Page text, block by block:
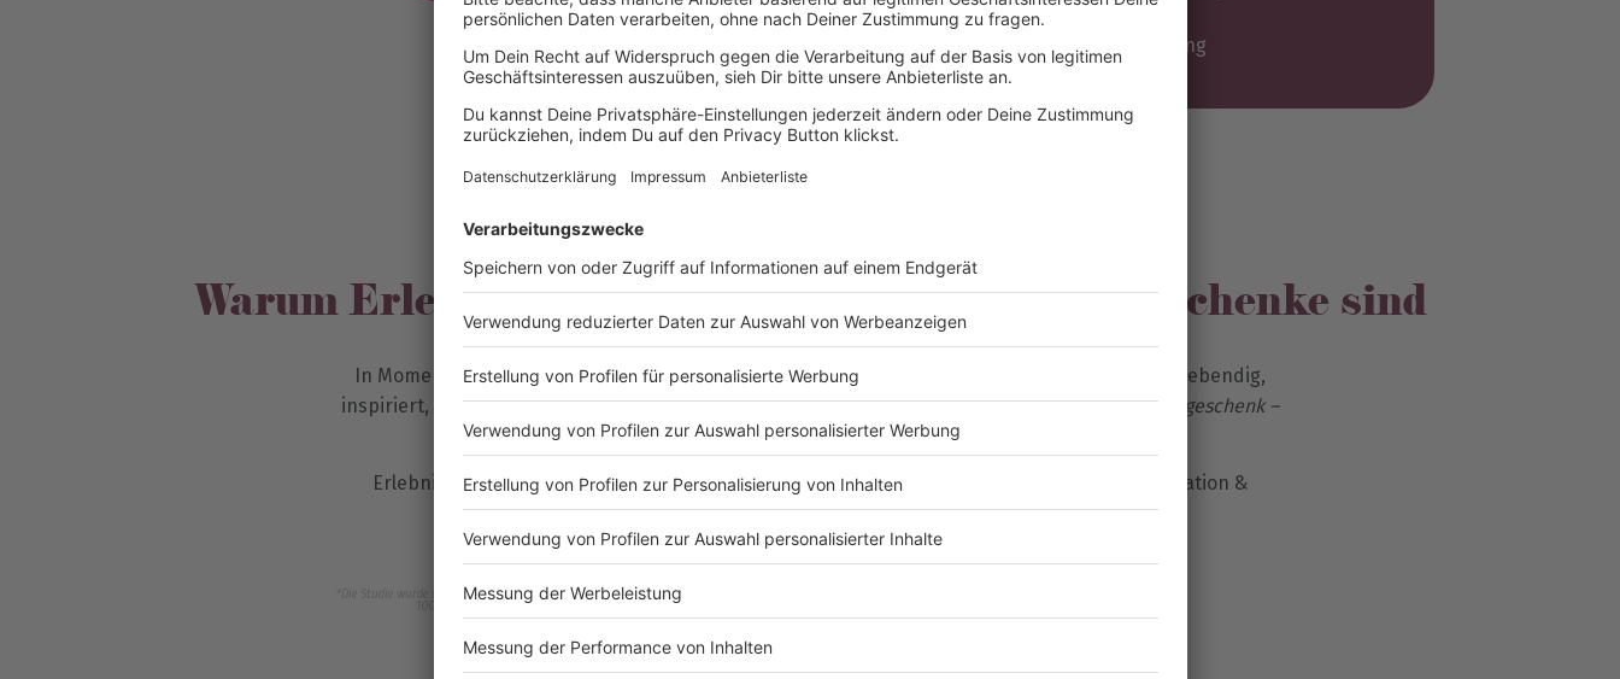
Personalisierung
Erlebnisse statt Sachgeschenke
Warum Erlebnisgutscheine die besten Kundengeschenke sind
In Momenten, die überraschen oder berühren, entsteht etwas Wunderbares: Wir fühlen uns lebendig,
inspiriert, dankbar. Unsere Studie* zeigt:72 % erinnern sich ein Jahr später noch an ihr Erlebnisgeschenk –
klassische Geschenke schaffen das nur zu 52 %.
Erlebnisse erzeugen: Freude & Dankbarkeit, Glücksgefühle, Kreativität & Inspiration, Motivation &
persönliches Wachstum.
Kurz gesagt:Erlebnisgutscheine wirken – im Kopf, im Herzen und im Arbeitsalltag.
*Die Studie wurde vom Marktforschungsunternehmen Appinio zwischen dem 12. und 16. September 2025 im Auftrag der mydays GmbH durchgeführt. Dafür wurden
1000 Personen im Alter von 18 bis 65 Jahren befragt, national repräsentativ für die deutsche Bevölkerung nach Alter und Geschlecht.